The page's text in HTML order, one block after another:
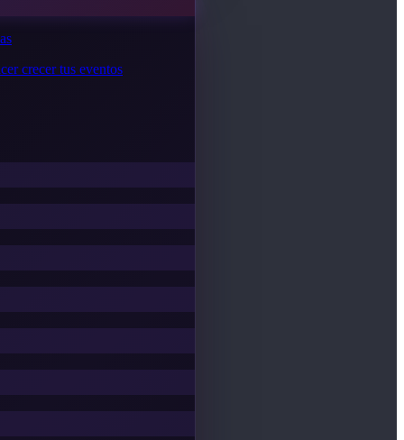
crecer tus eventos